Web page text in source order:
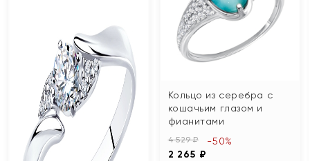
Кольцо из серебра с
кошачьим глазом и
фианитами
4 529 ₽
2 265 ₽
-50%